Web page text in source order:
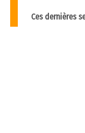
Ces dernières